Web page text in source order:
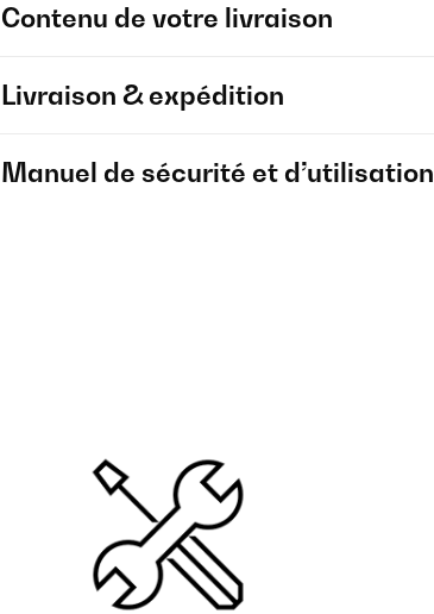
Contenu de votre livraison
Livraison & expédition
Manuel de sécurité et d’utilisation